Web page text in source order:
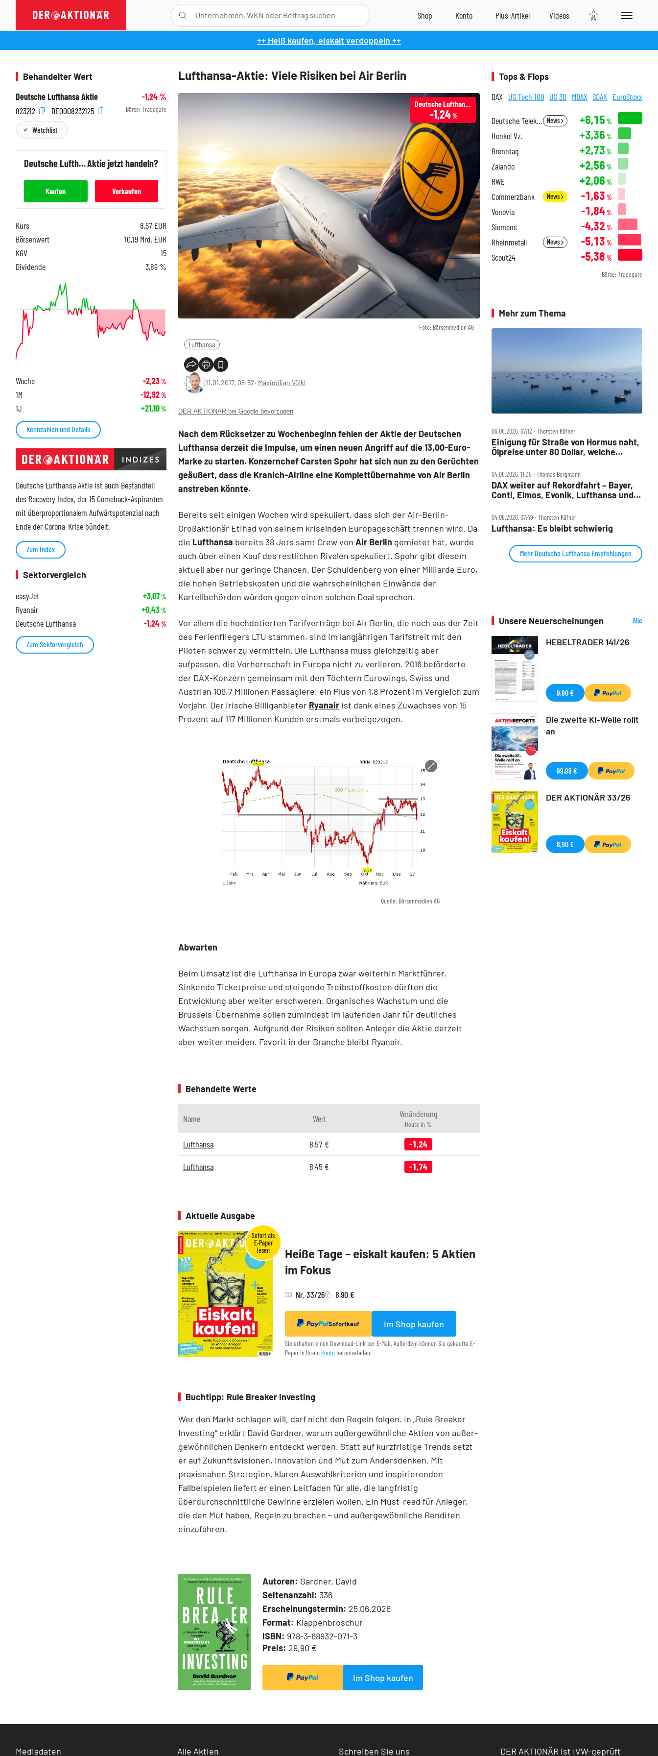
++ Heiß kaufen, eiskalt verdoppeln ++
Lufthansa-Aktie: Viele Risiken bei Air Berlin
Foto: Börsenmedien AG
Deutsche Lufthansa
-1,24%
Lufthansa
11.01.2017, 08:52‧ Maximilian Völkl
DER AKTIONÄR bei Google bevorzugen
Nach dem Rücksetzer zu Wochenbeginn fehlen der Aktie der Deutschen
Lufthansa derzeit die Impulse, um einen neuen Angriff auf die 13,00-Euro-
Marke zu starten. Konzernchef Carsten Spohr hat sich nun zu den Gerüchten
geäußert, dass die Kranich-Airline eine Komplettübernahme von Air Berlin
anstreben könnte.
Bereits seit einigen Wochen wird spekuliert, dass sich der Air-Berlin-
Großaktionär Etihad von seinem kriselnden Europageschäft trennen wird. Da
die Lufthansa bereits 38 Jets samt Crew von Air Berlin gemietet hat, wurde
auch über einen Kauf des restlichen Rivalen spekuliert. Spohr gibt diesem
aktuell aber nur geringe Chancen. Der Schuldenberg von einer Milliarde Euro,
die hohen Betriebskosten und die wahrscheinlichen Einwände der
Kartellbehörden würden gegen einen solchen Deal sprechen.
Vor allem die hochdotierten Tarifverträge bei Air Berlin, die noch aus der Zeit
des Ferienfliegers LTU stammen, sind im langjährigen Tarifstreit mit den
Piloten schwer zu vermitteln. Die Lufthansa muss gleichzeitig aber
aufpassen, die Vorherrschaft in Europa nicht zu verlieren. 2016 beförderte
der DAX-Konzern gemeinsam mit den Töchtern Eurowings, Swiss und
Austrian 109,7 Millionen Passagiere, ein Plus von 1,8 Prozent im Vergleich zum
Vorjahr. Der irische Billiganbieter Ryanair ist dank eines Zuwachses von 15
Prozent auf 117 Millionen Kunden erstmals vorbeigezogen.
Quelle: Börsenmedien AG
Abwarten
Beim Umsatz ist die Lufthansa in Europa zwar weiterhin Marktführer.
Sinkende Ticketpreise und steigende Treibstoffkosten dürften die
Entwicklung aber weiter erschweren. Organisches Wachstum und die
Brussels-Übernahme sollen zumindest im laufenden Jahr für deutliches
Wachstum sorgen. Aufgrund der Risiken sollten Anleger die Aktie derzeit
aber weiter meiden. Favorit in der Branche bleibt Ryanair.
Behandelte Werte
Name Wert Veränderung
Heute in %
Lufthansa 8,57 € -1,24
Lufthansa 8,45 € -1,74
Aktuelle Ausgabe
Heiße Tage – eiskalt kaufen: 5 Aktien
im Fokus
Nr. 33/26 8,90 €
Sofortkauf Im Shop kaufen
Sie erhalten einen Download-Link per E-Mail. Außerdem können Sie gekaufte E-
Paper in Ihrem Konto herunterladen.
Buchtipp: Rule Breaker Investing
Wer den Markt schlagen will, darf nicht den Regeln folgen. In „Rule Breaker
Investing“ erklärt David Gardner, warum außergewöhnliche Aktien von außer­
gewöhnlichen Denkern entdeckt werden. Statt auf kurzfristige Trends setzt
er auf Zukunftsvisionen, Innovation und Mut zum Andersdenken. Mit
praxisnahen Strategien, klaren Auswahlkriterien und inspirierenden
Fallbeispielen liefert er einen Leit­faden für alle, die langfristig
überdurchschnittliche Gewinne erzielen wollen. Ein Must-read für Anleger,
die den Mut haben, Regeln zu brechen – und außergewöhnliche Renditen
einzufahren.
Autoren: Gardner, David
Seitenanzahl: 336
Erscheinungstermin: 25.06.2026
Format: Klappenbroschur
ISBN: 978-3-68932-071-3
Preis: 29,90 €
Im Shop kaufen
Behandelter Wert
Deutsche Lufthansa Aktie
-1,24%
823212
DE0008232125 Börse: Tradegate
Watchlist
Deutsche LufthansaAktie jetzt handeln?
Kaufen Verkaufen
Kurs 8,57 EUR
Börsenwert
10,19 Mrd. EUR
KGV
15
Dividende
3,89 %
Woche -2,23%
1M -12,92%
1J +21,10%
Kennzahlen und Details
Deutsche Lufthansa Aktie ist auch Bestandteil
des Recovery Index, der 15 Comeback-Aspiranten
mit überproportionalem Aufwärtspotenzial nach
Ende der Corona-Krise bündelt.
Zum Index
Sektorvergleich
easyJet
+3,07%
Ryanair +0,43%
Deutsche Lufthansa -1,24%
Zum Sektorvergleich
Tops & Flops
DAX US Tech 100 US 30 MDAX SDAX EuroStoxx
Deutsche Telekom News +6,15 %
Henkel Vz. +3,36 %
Brenntag +2,73 %
Zalando +2,56 %
RWE +2,06 %
Commerzbank News -1,63 %
Vonovia -1,84%
Siemens -4,32 %
Rheinmetall News -5,13 %
Scout24 -5,38 %
Börse: Tradegate
Mehr zum Thema
06.08.2026, 07:12 ‧ Thorsten Küfner
Einigung für Straße von Hormus naht,
Ölpreise unter 80 Dollar, welche
04.08.2026, 11:35 ‧ Thomas Bergmann
DAX weiter auf Rekordfahrt – Bayer,
Conti, Elmos, Evonik, Lufthansa und
04.08.2026, 07:49 ‧ Thorsten Küfner
Lufthansa: Es bleibt schwierig
Mehr Deutsche Lufthansa Empfehlungen
Unsere Neuerscheinungen
Alle
HEBELTRADER 141/26
9,90 €
Die zweite KI-Welle rollt
an
99,99 €
DER AKTIONÄR 33/26
8,90 €
Mediadaten Alle Aktien Schreiben Sie uns DER AKTIONÄR ist IVW-geprüft